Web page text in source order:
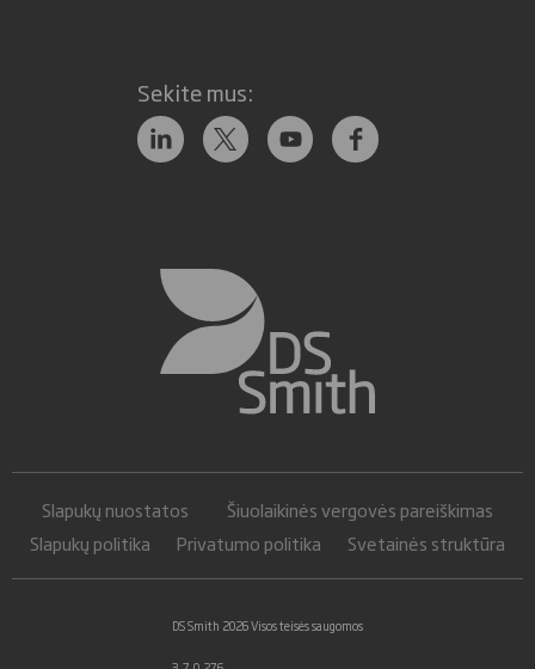
Sekite mus:
Slapukų nuostatos
Šiuolaikinės vergovės pareiškimas
Slapukų politika
Privatumo politika Svetainės struktūra
DS Smith 2026 Visos teisės saugomos